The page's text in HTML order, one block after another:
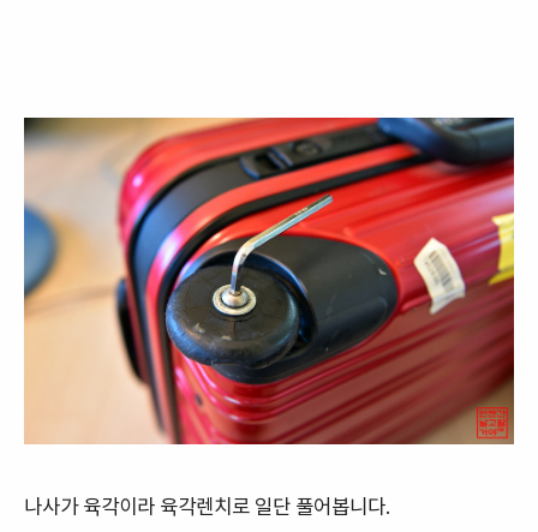
나사가 육각이라 육각렌치로 일단 풀어봅니다.